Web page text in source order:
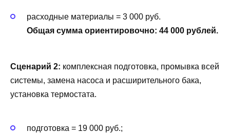
расходные материалы = 3 000 руб.
Общая сумма ориентировочно: 44 000 рублей.
Сценарий 2: комплексная подготовка, промывка всей
системы, замена насоса и расширительного бака,
установка термостата.
подготовка = 19 000 руб.;